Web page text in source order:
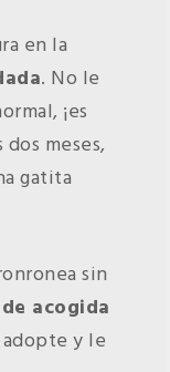
en la
. No le
¡es
meses,
gatita
sin
acogida
y le